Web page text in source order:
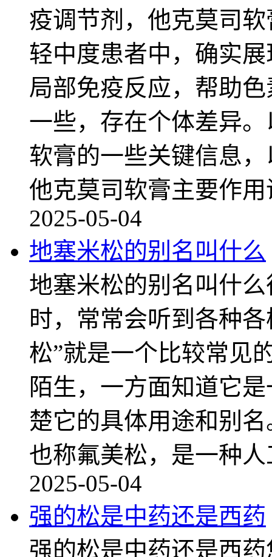
疫调节剂，他克莫司
轻中度患者中，确实
局部免疫反应，帮助
一些，存在个体差异
软膏的一些关键信息
他克莫司软膏主要作
2025-05-04
地塞米松的别名叫什么
地塞米松的别名叫什
时，常常会听到各种
松”就是一个比较常见
陌生，一方面知道它
楚它的具体用途和别
也称氟美松，是一种
2025-05-04
强的松是中药还是西药
强的松是中药还是西